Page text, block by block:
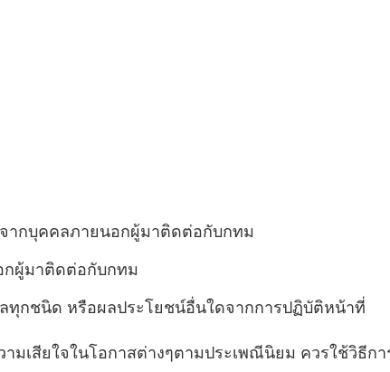
ากบุคคลภายนอกผู้มาติดต่อกับกทม
กผู้มาติดต่อกับกทม
ทุกชนิด หรือผลประโยชน์อื่นใดจากการปฏิบัติหน้าที่
เสียใจในโอกาสต่างๆตามประเพณีนิยม ควรใช้วิธีก